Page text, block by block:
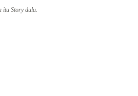
itu Story dulu.